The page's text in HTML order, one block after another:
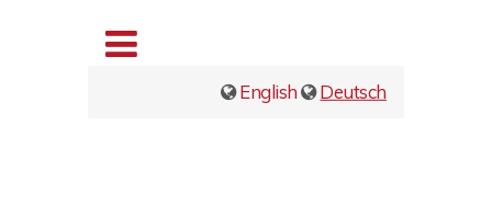
English Deutsch